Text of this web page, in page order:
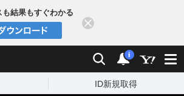
結果もすぐわかる
検索 通知
i
ID新規取得